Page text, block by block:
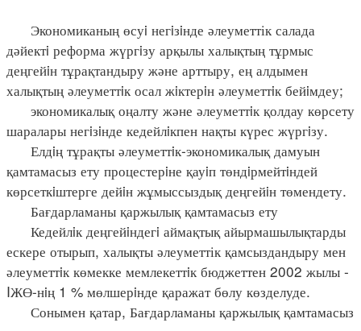
Экономиканың өсуi негiзiнде әлеуметтік салада
дәйектi реформа жүргiзу арқылы халықтың тұрмыс
деңгейiн тұрақтандыру және арттыру, ең алдымен
халықтың әлеуметтiк осал жiктерiн әлеуметтiк бейiмдеу;
экономикалық оңалту және әлеуметтiк қолдау көрсету
шаралары негiзiнде кедейлiкпен нақты күрес жүргiзу.
Елдiң тұрақты әлеуметтiк-экономикалық дамуын
қамтамасыз ету процестерiне қауiп төндiрмейтiндей
көрсеткiштерге дейiн жұмыссыздық деңгейiн төмендету.
Бағдарламаны қаржылық қамтамасыз ету
Кедейлiк деңгейiндегi аймақтық айырмашылықтарды
ескере отырып, халықты әлеуметтік қамсыздандыру мен
әлеуметтiк көмекке мемлекеттiк бюджеттен 2002 жылы -
IЖӨ-нiң 1 % мөлшерiнде қаражат бөлу көзделуде.
Сонымен қатар, Бағдарламаны қаржылық қамтамасыз